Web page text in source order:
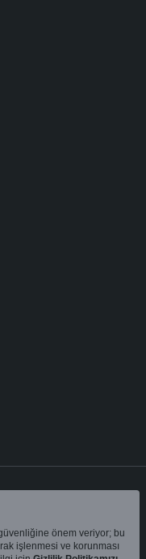
bilgilendirme amaçlıdır
önem veriyor; bu
işlenmesi ve korunması